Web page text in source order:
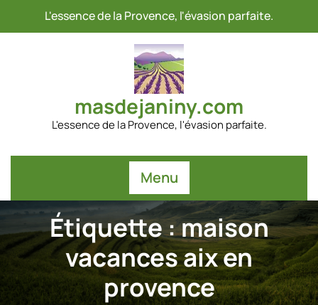
L'essence de la Provence, l'évasion parfaite.
masdejaniny.com
L'essence de la Provence, l'évasion parfaite.
Menu
Étiquette :maison
vacances aix en
provence